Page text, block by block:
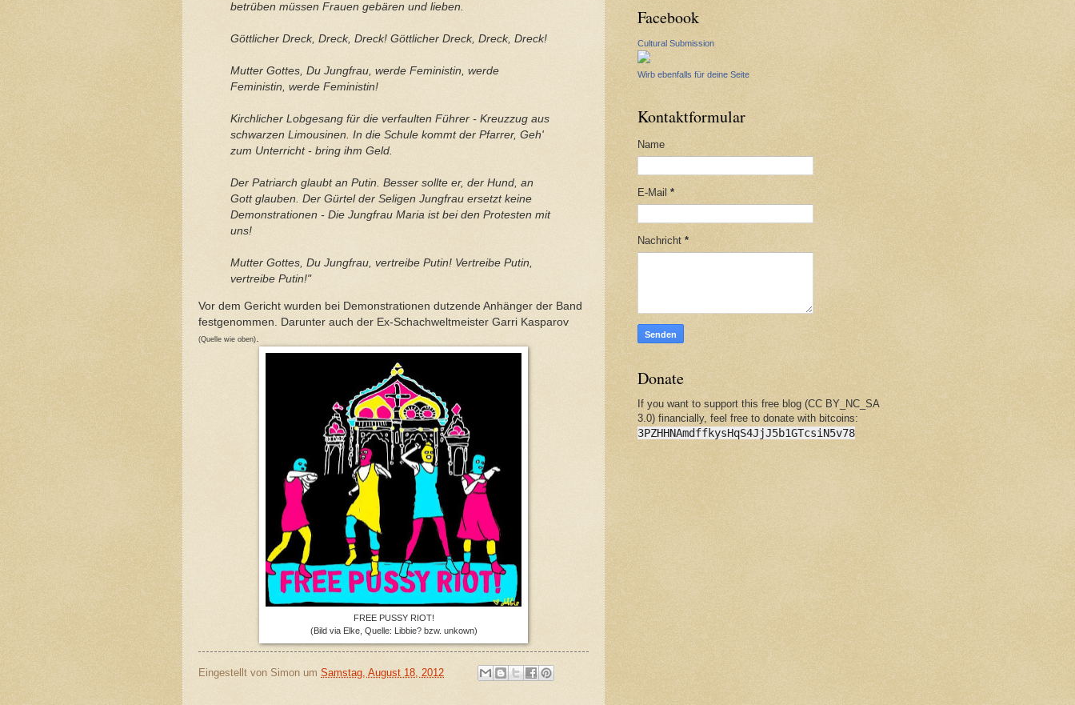
betrüben müssen Frauen gebären und lieben.
Göttlicher Dreck, Dreck, Dreck! Göttlicher Dreck, Dreck, Dreck!
Mutter Gottes, Du Jungfrau, werde Feministin, werde
Feministin, werde Feministin!
Kirchlicher Lobgesang für die verfaulten Führer - Kreuzzug aus
schwarzen Limousinen. In die Schule kommt der Pfarrer, Geh'
zum Unterricht - bring ihm Geld.
Der Patriarch glaubt an Putin. Besser sollte er, der Hund, an
Gott glauben. Der Gürtel der Seligen Jungfrau ersetzt keine
Demonstrationen - Die Jungfrau Maria ist bei den Protesten mit
uns!
Mutter Gottes, Du Jungfrau, vertreibe Putin! Vertreibe Putin,
vertreibe Putin!"
Vor dem Gericht wurden bei Demonstrationen dutzende Anhänger der Band
festgenommen. Darunter auch der Ex-Schachweltmeister Garri Kasparov
(Quelle wie oben)
FREE PUSSY RIOT!
(Bild via Elke, Quelle: Libbie? bzw. unkown)
Eingestellt von Simon um Samstag, August 18, 2012
Facebook
Cultural Submission
Wirb ebenfalls für deine Seite
Kontaktformular
Name
E-Mail *
Nachricht *
Donate
If you want to support this free blog (CC BY_NC_SA
3.0) financially, feel free to donate with bitcoins:
3PZHHNAmdffkysHqS4JjJ5b1GTcsiN5v78